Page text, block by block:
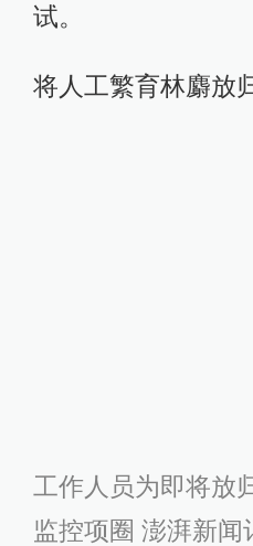
试。
将人工繁育林麝放
工作人员为即将放
监控项圈 澎湃新闻